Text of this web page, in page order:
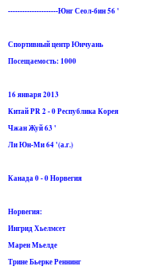
---------------------Юнг Сеол-бин 56 '
Спортивный центр Юнчуань
Посещаемость: 1000
16 января 2013
Китай PR 2 - 0 Республика Корея
Чжан Жуй 63 '
Ли Юн-Ми 64 '(а.г.)
Канада 0 - 0 Норвегия
Норвегия:
Ингрид Хьелмсет
Марен Мьелде
Трине Бьерке Реннинг